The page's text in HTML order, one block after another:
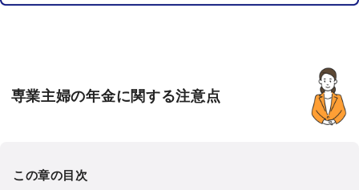
専業主婦の年金に関する注意点
この章の目次